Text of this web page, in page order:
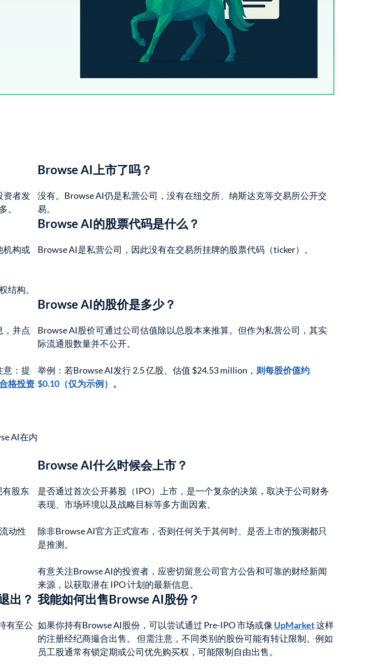
资者发
。
Browse AI上市了吗？
没有。Browse AI仍是私营公司，没有在纽交所、纳斯达克等交易所公开交
易。
机构或
结构。
Browse AI的股票代码是什么？
Browse AI是私营公司，因此没有在交易所挂牌的股票代码（ticker）。
，并点
意：提
格投资
AI在内
Browse AI的股价是多少？
Browse AI股价可通过公司估值除以总股本来推算。但作为私营公司，其实
际流通股数量并不公开。
举例：若Browse AI发行 2.5 亿股、估值 $24.53 million， 则每股价值约
$0.10（仅为示例）。
有股东
动性
Browse AI什么时候会上市？
是否通过首次公开募股（IPO）上市，是一个复杂的决策，取决于公司财务
表现、市场环境以及战略目标等多方面因素。
除非Browse AI官方正式宣布，否则任何关于其何时、是否上市的预测都只
是推测。
有意关注Browse AI的投资者，应密切留意公司官方公告和可靠的财经新闻
来源，以获取潜在 IPO 计划的最新信息。
出？
有至公
我能如何出售Browse AI股份？
如果你持有Browse AI股份，可以尝试通过 Pre-IPO 市场或像 UpMarket这样
的注册经纪商撮合出售。 但需注意，不同类别的股份可能有转让限制。例如
员工股通常有锁定期或公司优先购买权，可能限制自由出售。